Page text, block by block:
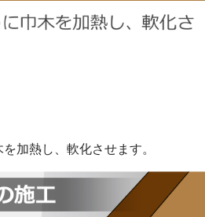
加熱し、軟化させます。